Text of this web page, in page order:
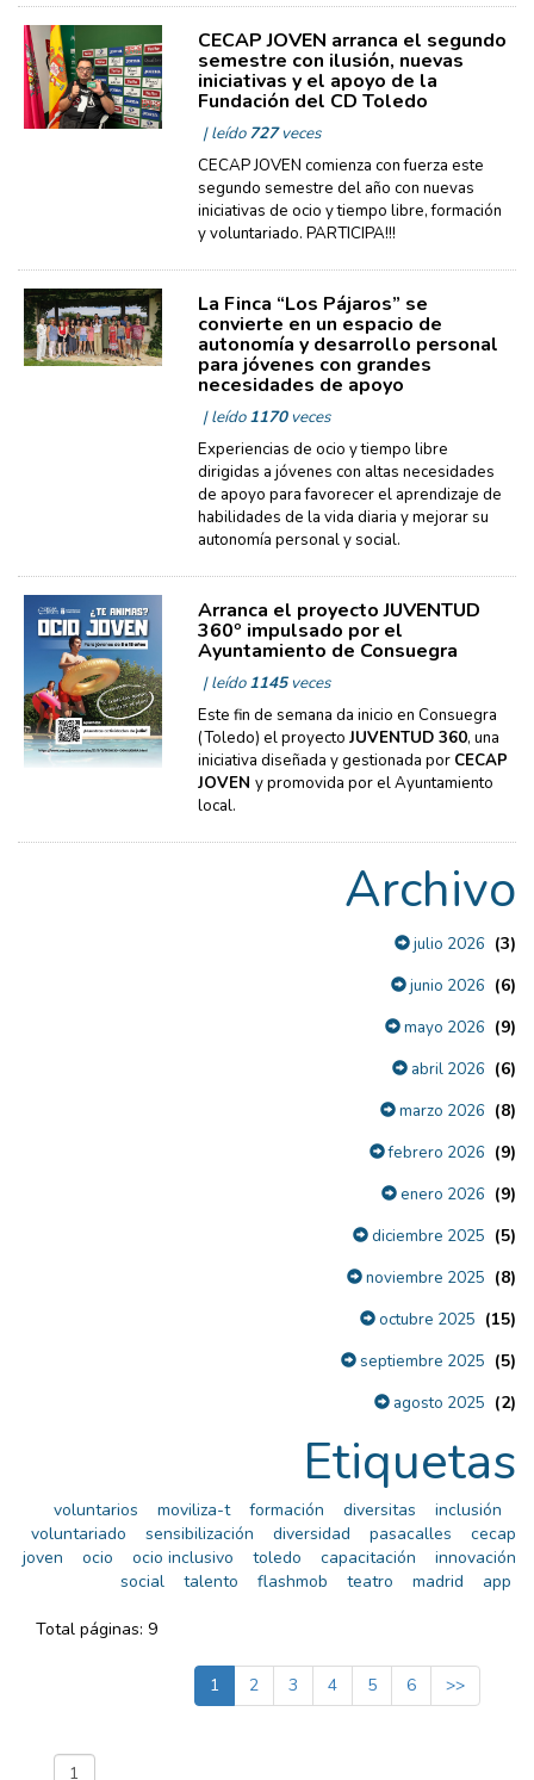
CECAP JOVEN arranca el segundo
semestre con ilusión, nuevas
iniciativas y el apoyo de la
Fundación del CD Toledo
| leído727veces
CECAP JOVEN comienza con fuerza este
segundo semestre del año con nuevas
iniciativas de ocio y tiempo libre, formación
y voluntariado. PARTICIPA!!!
La Finca “Los Pájaros” se
convierte en un espacio de
autonomía y desarrollo personal
para jóvenes con grandes
necesidades de apoyo
| leído1170veces
Experiencias de ocio y tiempo libre
dirigidas a jóvenes con altas necesidades
de apoyo para favorecer el aprendizaje de
habilidades de la vida diaria y mejorar su
autonomía personal y social.
Arranca el proyecto JUVENTUD
360º impulsado por el
Ayuntamiento de Consuegra
| leído1145veces
Este fin de semana da inicio en Consuegra
(Toledo) el proyecto JUVENTUD 360, una
iniciativa diseñada y gestionada por CECAP
JOVEN y promovida por el Ayuntamiento
local.
Archivo
julio 2026 (3)
junio 2026 (6)
mayo 2026 (9)
abril 2026 (6)
marzo 2026 (8)
febrero 2026 (9)
enero 2026 (9)
diciembre 2025 (5)
noviembre 2025 (8)
octubre 2025 (15)
septiembre 2025 (5)
agosto 2025 (2)
Etiquetas
voluntarios moviliza-t formación diversitas
inclusión
voluntariado
sensibilización diversidad pasacalles
cecap
joven
ocio ocio inclusivo toledo capacitación
innovación
social
talento flashmob teatro madrid app
Total páginas: 9
1 2 3 4 5 6 >>